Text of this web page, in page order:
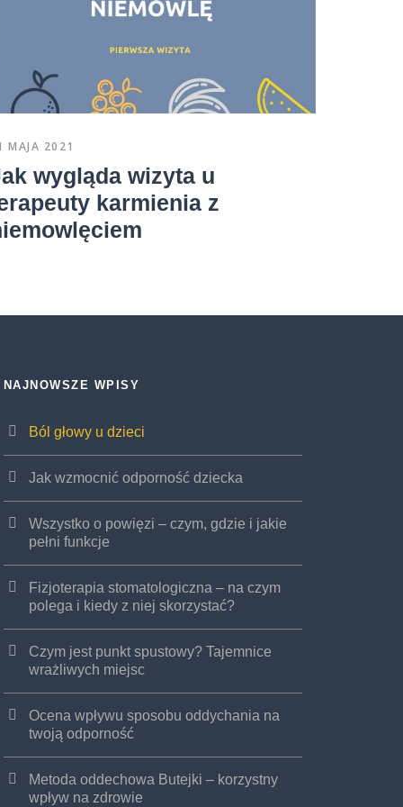
MAJA 2021
wygląda wizyta u
karmienia z
NAJNOWSZE WPISY
Ból głowy u dzieci
Jak wzmocnić odporność dziecka
Wszystko o powięzi – czym, gdzie i jakie
pełni funkcje
Fizjoterapia stomatologiczna – na czym
polega i kiedy z niej skorzystać?
Czym jest punkt spustowy? Tajemnice
wrażliwych miejsc
Ocena wpływu sposobu oddychania na
twoją odporność
Metoda oddechowa Butejki – korzystny
wpływ na zdrowie